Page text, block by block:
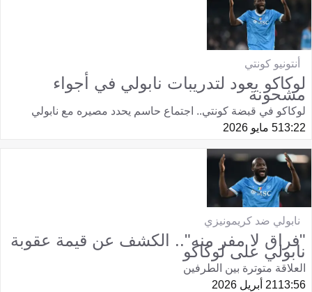
أنتونيو كونتي
لوكاكو يعود لتدريبات نابولي في أجواء
مشحونة
لوكاكو في قبضة كونتي.. اجتماع حاسم يحدد مصيره مع نابولي
13:225 مايو 2026
نابولي ضد كريمونيزي
"فراق لا مفر منه".. الكشف عن قيمة عقوبة
نابولي على لوكاكو
العلاقة متوترة بين الطرفين
13:5621 أبريل 2026